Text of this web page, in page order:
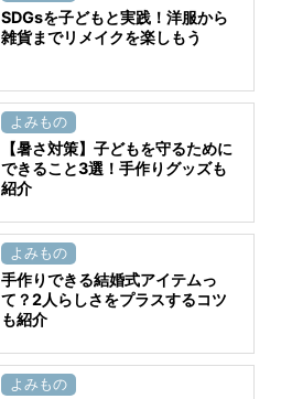
SDGsを子どもと実践！洋服から
雑貨までリメイクを楽しもう
よみもの
【暑さ対策】子どもを守るために
できること3選！手作りグッズも
紹介
よみもの
手作りできる結婚式アイテムっ
て？2人らしさをプラスするコツ
も紹介
よみもの